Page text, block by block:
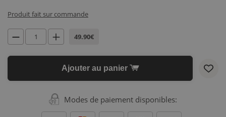
Produit fait sur commande
49.90€
Ajouter au panier
Modes de paiement disponibles: